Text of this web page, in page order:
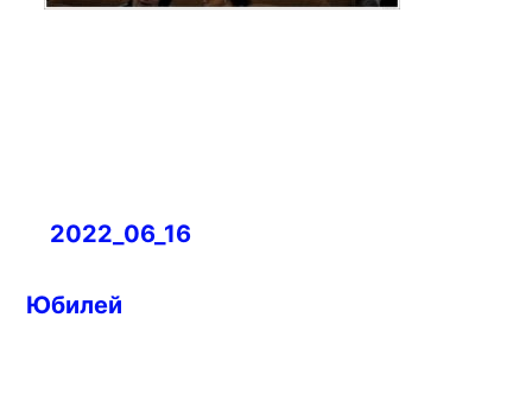
Навигация
записям
2022_06_16
Юбилей